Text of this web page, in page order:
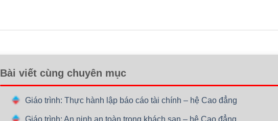
Bài viết cùng chuyên mục
Giáo trình: Thực hành lập báo cáo tài chính – hệ Cao đẳng
Giáo trình: An ninh an toàn trong khách sạn – hệ Cao đẳng